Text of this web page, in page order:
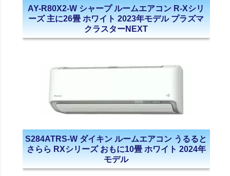
AY-R80X2-W シャープ ルームエアコン R-Xシリ
ーズ 主に26畳 ホワイト 2023年モデル プラズマ
クラスターNEXT
S284ATRS-W ダイキン ルームエアコン うるると
さらら RXシリーズ おもに10畳 ホワイト 2024年
モデル